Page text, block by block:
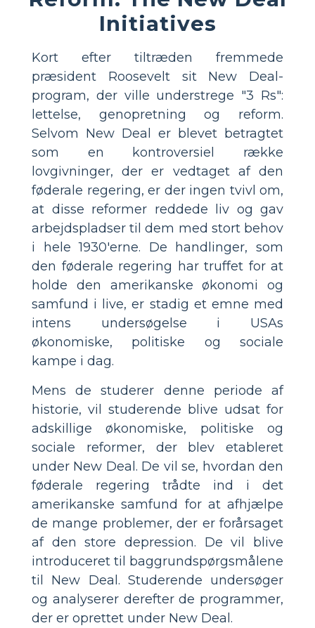
Initiatives
Kort efter tiltræden fremmede
præsident Roosevelt sit New Deal-
program, der ville understrege "3 Rs":
lettelse, genopretning og reform.
Selvom New Deal er blevet betragtet
som en kontroversiel række
lovgivninger, der er vedtaget af den
føderale regering, er der ingen tvivl om,
at disse reformer reddede liv og gav
arbejdspladser til dem med stort behov
i hele 1930'erne. De handlinger, som
den føderale regering har truffet for at
holde den amerikanske økonomi og
samfund i live, er stadig et emne med
intens undersøgelse i USAs
økonomiske, politiske og sociale
kampe i dag.
Mens de studerer denne periode af
historie, vil studerende blive udsat for
adskillige økonomiske, politiske og
sociale reformer, der blev etableret
under New Deal. De vil se, hvordan den
føderale regering trådte ind i det
amerikanske samfund for at afhjælpe
de mange problemer, der er forårsaget
af den store depression. De vil blive
introduceret til baggrundspørgsmålene
til New Deal. Studerende undersøger
og analyserer derefter de programmer,
der er oprettet under New Deal.